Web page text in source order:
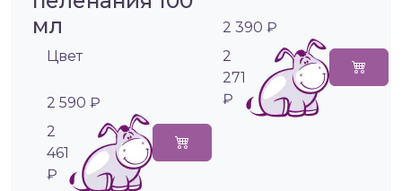
мл
Цвет
2 590 ₽
2
461
₽
2 390 ₽
2
271
₽